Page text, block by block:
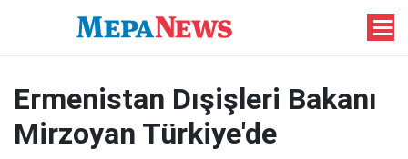
Ermenistan Dışişleri Bakanı
Mirzoyan Türkiye'de